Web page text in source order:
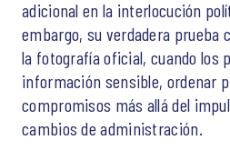
adicional en la interlocución
embargo, su verdadera prueba
la fotografía oficial, cuando los
información sensible, ordenar
compromisos más allá del
cambios de administración.